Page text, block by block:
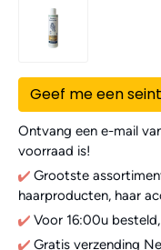
Geef me een
Ontvang een e-mail
voorraad is!
Grootste
haarproducten, haar
Voor 16:00u
Gratis verzending